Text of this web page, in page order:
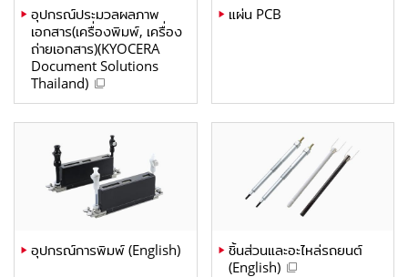
อุปกรณ์ประมวลผลภาพ
เอกสาร(เครื่องพิมพ์, เครื่อง
ถ่ายเอกสาร)(KYOCERA
Document Solutions
Thailand)
แผ่น PCB
อุปกรณ์การพิมพ์ (English)
ชิ้นส่วนและอะไหล่รถยนต์
(English)